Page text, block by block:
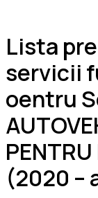
Lista
servicii
oentru
(2020 –